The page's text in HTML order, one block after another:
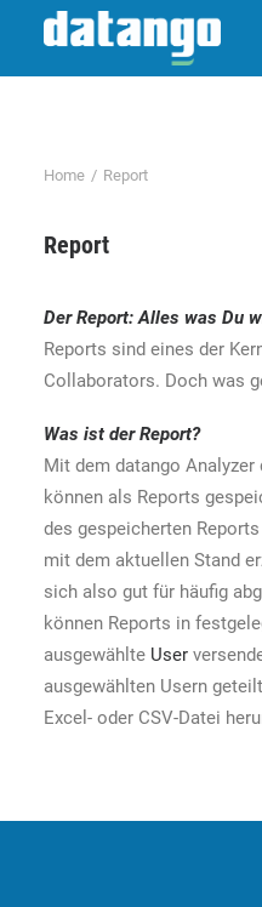
Home Report
Report
DerReport: Alles was Du
Reports sind eines der
Collaborators. Doch was
Was ist derReport?
Mit dem datango
können als Reports
des gespeicherten
mit dem aktuellen Stand
sich also gut für häufig
können Reports in
ausgewählte User
ausgewählten Usern
Excel- oder CSV-Datei